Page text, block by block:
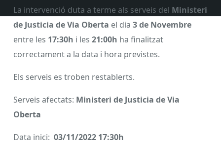
La intervenció duta a terme als serveis del Ministeri
de Justicia de Via Oberta el dia 3 de Novembre
entre les 17:30h i les 21:00h ha finalitzat
correctament a la data i hora previstes.
Els serveis es troben restablerts.
Serveis afectats: Ministeri de Justicia de Via
Oberta
Data inici: 03/11/2022 17:30h